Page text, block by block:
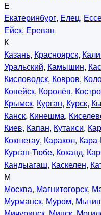
Е
Екатеринбург, Елец,
Ейск, Ереван
К
Казань, Красноярск,
Уральский, Камышин,
Кисловодск, Ковров,
Копейск, Королёв,
Крымск, Курган, Курск,
Канск, Кинешма,
Киев, Капан, Кутаиси,
Кокшетау, Каракол,
Курган-Тюбе, Коканд,
Кандыагаш, Каскелен,
М
Москва, Магнитогорск,
Мурманск, Муром,